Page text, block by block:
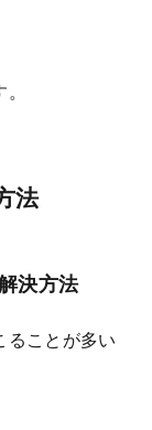
法
決方法
ることが多い